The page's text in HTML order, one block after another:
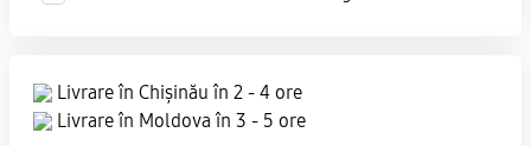
Livrare în Chișinău în 2 - 4 ore
Livrare în Moldova în 3 - 5 ore